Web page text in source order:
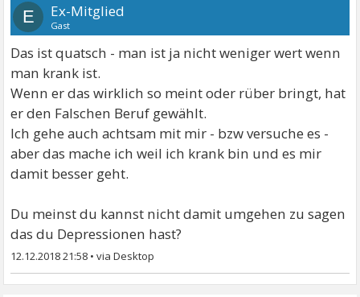
E Ex-Mitglied
Gast
Das ist quatsch - man ist ja nicht weniger wert wenn
man krank ist.
Wenn er das wirklich so meint oder rüber bringt, hat
er den Falschen Beruf gewählt.
Ich gehe auch achtsam mit mir - bzw versuche es -
aber das mache ich weil ich krank bin und es mir
damit besser geht.
Du meinst du kannst nicht damit umgehen zu sagen
das du Depressionen hast?
12.12.2018 21:58 •